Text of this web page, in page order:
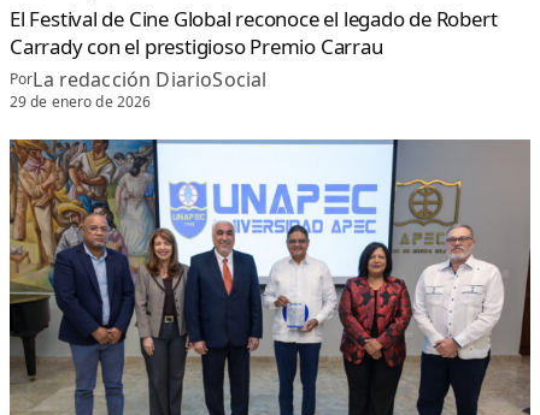
El Festival de Cine Global reconoce el legado de Robert
Carrady con el prestigioso Premio Carrau
PorLa redacción DiarioSocial
29 de enero de 2026